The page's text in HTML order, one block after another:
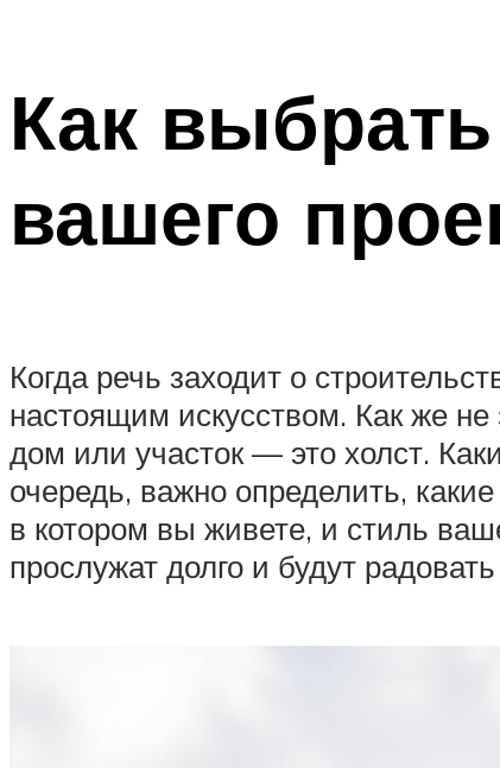
Как
вашего
Когда речь заходит о
настоящим искусством. Как же
дом или участок — это холст.
очередь, важно определить,
в котором вы живете, и стиль
прослужат долго и будут радовать